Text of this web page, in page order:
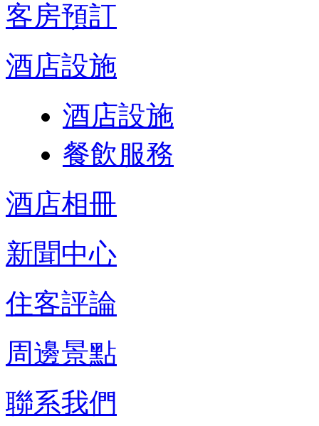
客房預訂
酒店設施
酒店設施
餐飲服務
酒店相冊
新聞中心
住客評論
周邊景點
聯系我們